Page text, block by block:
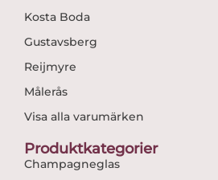
Kosta Boda
Gustavsberg
Reijmyre
Målerås
Visa alla varumärken
Produktkategorier
Champagneglas